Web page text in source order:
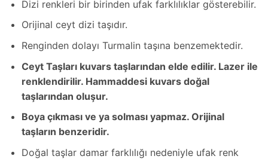
Dizi renkleri bir birinden ufak farklılıklar gösterebilir.
Orijinal ceyt dizi taşıdır.
Renginden dolayı Turmalin taşına benzemektedir.
Ceyt Taşları kuvars taşlarından elde edilir. Lazer ile
renklendirilir. Hammaddesi kuvars doğal
taşlarından oluşur.
Boya çıkması ve ya solması yapmaz. Orijinal
taşların benzeridir.
Doğal taşlar damar farklılığı nedeniyle ufak renk